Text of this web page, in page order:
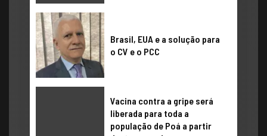
Brasil, EUA e a solução para
o CV e o PCC
Vacina contra a gripe será
liberada para toda a
população de Poá a partir